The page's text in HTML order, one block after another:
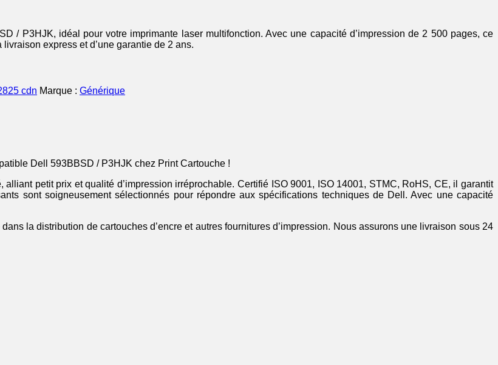
/ P3HJK, idéal pour votre imprimante laser multifonction. Avec une capacité d’impression de 2 500 pages, ce
express et d’une garantie de 2 ans.
cdn Marque : Générique
Dell 593BBSD / P3HJK chez Print Cartouche !
petit prix et qualité d’impression irréprochable. Certifié ISO 9001, ISO 14001, STMC, RoHS, CE, il garantit
sont soigneusement sélectionnés pour répondre aux spécifications techniques de Dell. Avec une capacité
la distribution de cartouches d’encre et autres fournitures d’impression. Nous assurons une livraison sous 24